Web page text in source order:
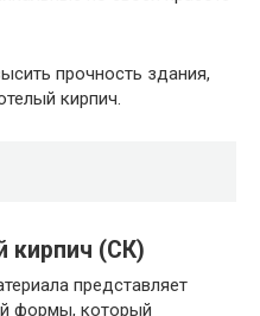
прочность здания,
кирпич.
кирпич (СК)
представляет
формы, который